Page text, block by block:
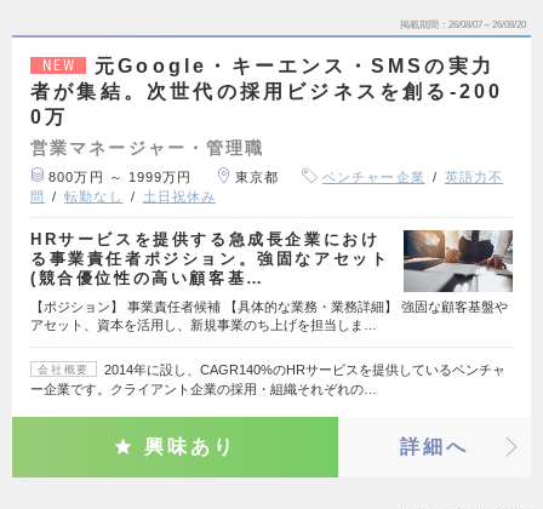
掲載期間 26/08/07～26/08/20
NEW
元Google・キーエンス・SMSの実力
者が集結。次世代の採用ビジネスを創る-200
0万
営業マネージャー・管理職
800万円 ～ 1999万円 東京都 ベンチャー企業
英語力不
問
転勤なし 土日祝休み
HRサービスを提供する急成長企業におけ
る事業責任者ポジション。強固なアセット
(競合優位性の高い顧客基…
【ポジション】 事業責任者候補 【具体的な業務・業務詳細】 強固な顧客基盤や
アセット、資本を活用し、新規事業のち上げを担当しま…
会社概要
2014年に設し、CAGR140%のHRサービスを提供しているベンチャ
ー企業です。クライアント企業の採用・組織それぞれの…
興味あり 詳細へ